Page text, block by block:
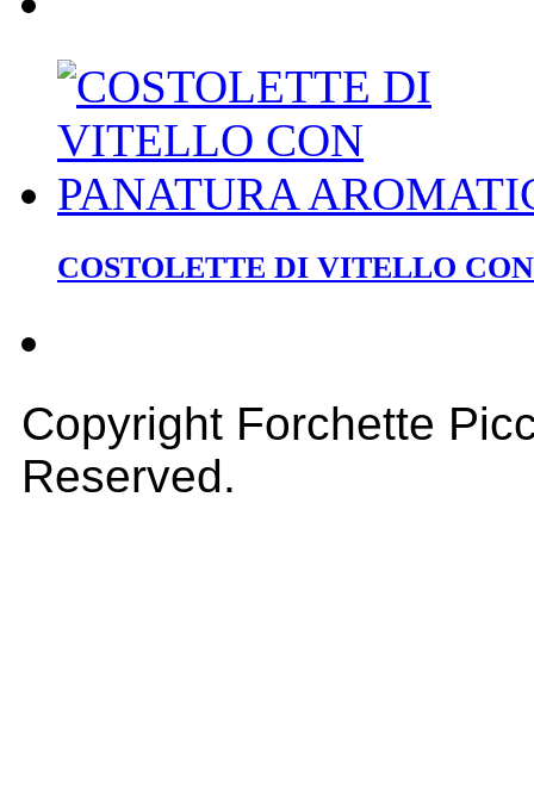
COSTOLETTE DI VITELLO
Copyright Forchette
Reserved.